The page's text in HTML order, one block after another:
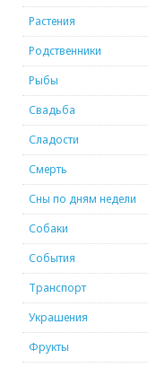
Растения
Родственники
Рыбы
Свадьба
Сладости
Смерть
Сны по дням недели
Собаки
События
Транспорт
Украшения
Фрукты